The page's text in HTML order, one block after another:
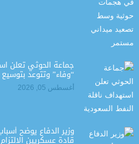
جماعة الحوثي تعلن
“وفاء” وتتوعد
أغسطس 05, 2026
وزير الدفاع يوضح
قادة عسكريين